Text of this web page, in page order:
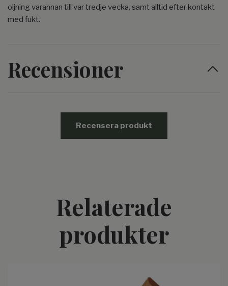
oljning varannan till var tredje vecka, samt alltid efter kontakt
med fukt.
Recensioner
Recensera produkt
Relaterade
produkter